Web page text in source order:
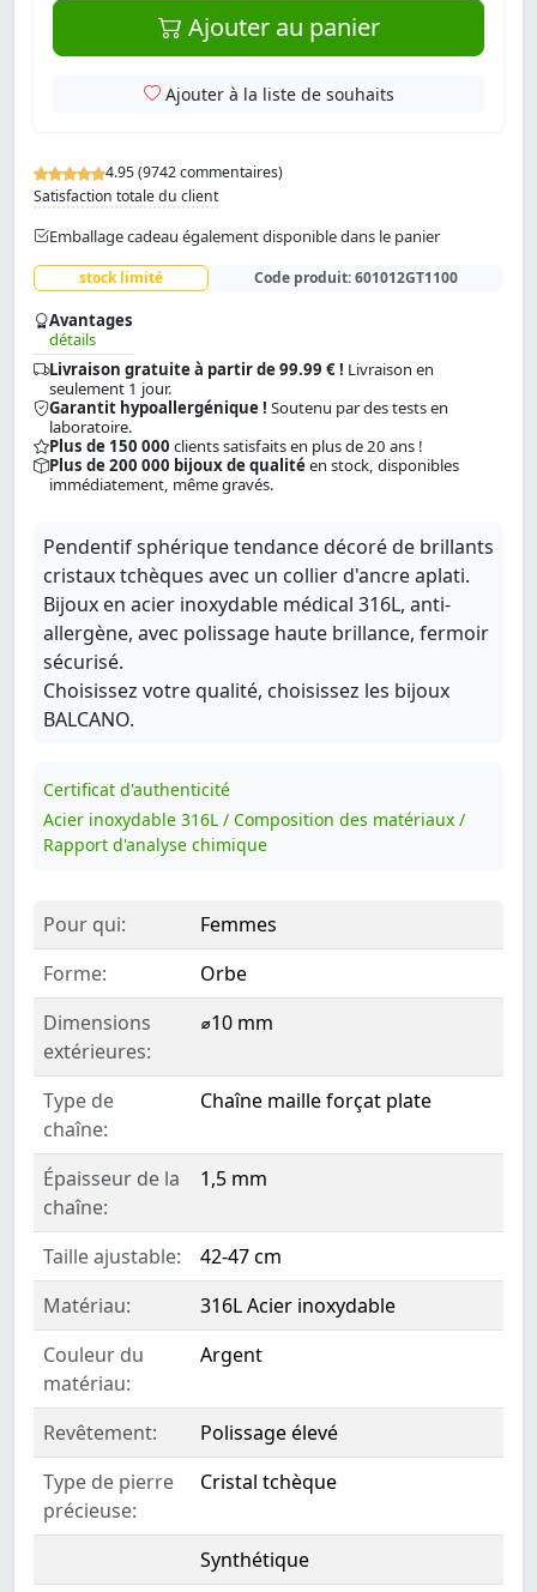
4.95 (9742 commentaires)
Satisfaction totale du client
Emballage cadeau également disponible dans le panier
stock limité Code produit:601012GT1100
Avantages
détails
Livraison gratuite à partir de 99.99 € ! Livraison en
seulement 1 jour.
Garantit hypoallergénique ! Soutenu par des tests en
laboratoire.
Plus de 150 000 clients satisfaits en plus de 20 ans !
Plus de 200 000 bijoux de qualitéen stock, disponibles
immédiatement, même gravés.
Ajouter au panier
Ajouter à la liste de souhaits
Pendentif sphérique tendance décoré de brillants
cristaux tchèques avec un collier d'ancre aplati.
Bijoux en acier inoxydable médical 316L, anti-
allergène, avec polissage haute brillance, fermoir
sécurisé.
Choisissez votre qualité, choisissez les bijoux
BALCANO.
Certificat d'authenticité
Acier inoxydable 316L / Composition des matériaux /
Rapport d'analyse chimique
Pour qui:
Femmes
Forme:
Orbe
Dimensions
extérieures:
⌀10 mm
Type de
chaîne:
Chaîne maille forçat plate
Épaisseur de la
chaîne:
1,5 mm
Taille ajustable:
42-47 cm
Matériau:
316L Acier inoxydable
Couleur du
matériau:
Argent
Revêtement:
Polissage élevé
Type de pierre
précieuse:
Cristal tchèque
Synthétique